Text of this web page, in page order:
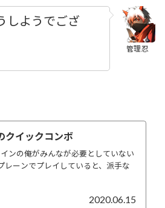
管理忍
しようでござ
クイックコンボ
ンの俺がみんなが必要としていない
レーンでプレイしていると、派手な
2020.06.15